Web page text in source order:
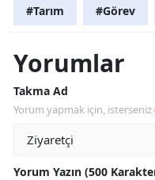
#Tarım #Görev
Yorumlar
Takma Ad
Yorum yapmak için, isterseniz
Yorum Yazın (500